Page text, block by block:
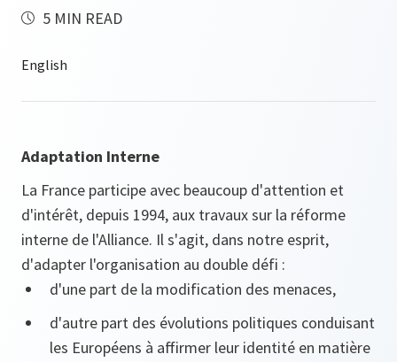
5 MIN READ
Adaptation Interne
La France participe avec beaucoup d'attention et
d'intérêt, depuis 1994, aux travaux sur la réforme
interne de l'Alliance. Il s'agit, dans notre esprit,
d'adapter l'organisation au double défi :
d'une part de la modification des menaces,
d'autre part des évolutions politiques conduisant
les Européens à affirmer leur identité en matière